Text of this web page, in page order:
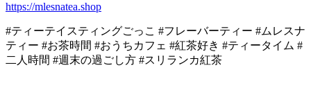
https://mlesnatea.shop
#ティーテイスティングごっこ #フレーバーティー #ムレスナ
ティー #お茶時間 #おうちカフェ #紅茶好き #ティータイム #
二人時間 #週末の過ごし方 #スリランカ紅茶